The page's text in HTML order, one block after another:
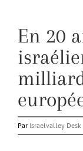
En 20
Par Israelvalley Desk